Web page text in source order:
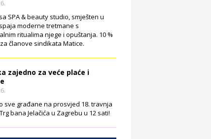
SPA & beauty studio, smješten u
moderne tretmane s
ritualima njege i opuštanja. 10 %
članove sindikata Matice.
zajedno za veće plaće i
sve građane na prosvjed 18. travnja
bana Jelačića u Zagrebu u 12 sati!